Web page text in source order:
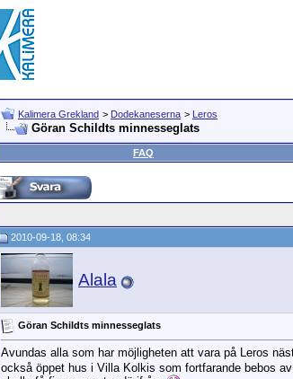
Kalimera Grekland > Dodekaneserna > Leros
Göran Schildts minnesseglats
FAQ
2010-09-18, 08:34
Alala
Göran Schildts minnesseglats
Avundas alla som har möjligheten att vara på Leros
också öppet hus i Villa Kolkis som fortfarande bebos